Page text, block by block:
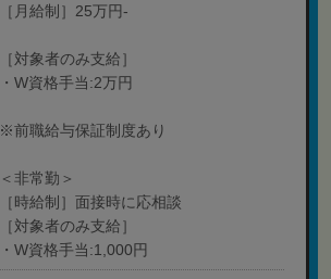
［月給制］25万円-
［対象者のみ支給］
・W資格手当:2万円
※前職給与保証制度あり
＜非常勤＞
［時給制］面接時に応相談
［対象者のみ支給］
・W資格手当:1,000円